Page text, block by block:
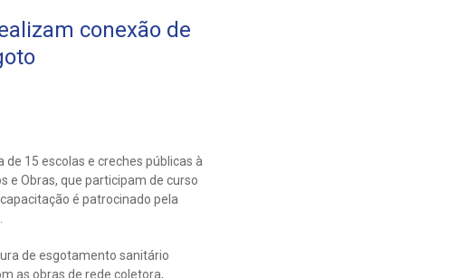
conexão de
15 escolas e creches públicas à
e Obras, que participam de curso
é patrocinado pela
de esgotamento sanitário
as obras de rede coletora,